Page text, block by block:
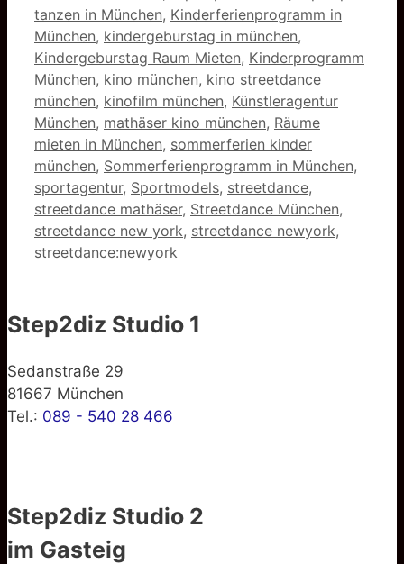
tanzen in München, Kinderferienprogramm in
München, kindergeburstag in münchen,
Kindergeburstag Raum Mieten, Kinderprogramm
München, kino münchen, kino streetdance
münchen, kinofilm münchen, Künstleragentur
München, mathäser kino münchen, Räume
mieten in München, sommerferien kinder
münchen, Sommerferienprogramm in München,
sportagentur, Sportmodels, streetdance,
streetdance mathäser, Streetdance München,
streetdance new york, streetdance newyork,
streetdance:newyork
Step2diz Studio 1
Sedanstraße 29
81667 München
Tel.: 089 - 540 28 466
Step2diz Studio 2
im Gasteig